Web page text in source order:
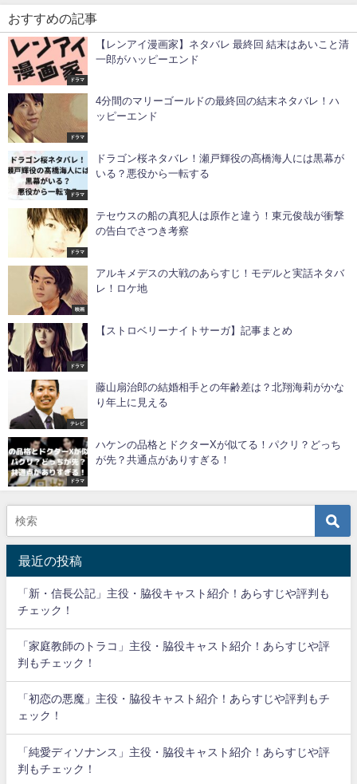
おすすめの記事
ドラマ
【レンアイ漫画家】ネタバレ 最終回 結末はあいこと清
一郎がハッピーエンド
ドラマ
4分間のマリーゴールドの最終回の結末ネタバレ！ハ
ッピーエンド
ドラマ
ドラゴン桜ネタバレ！瀬戸輝役の髙橋海人には黒幕が
いる？悪役から一転する
ドラマ
テセウスの船の真犯人は原作と違う！東元俊哉が衝撃
の告白でさつき考察
映画
アルキメデスの大戦のあらすじ！モデルと実話ネタバ
レ！ロケ地
ドラマ
【ストロベリーナイトサーガ】記事まとめ
テレビ
藤山扇治郎の結婚相手との年齢差は？北翔海莉がかな
り年上に見える
ドラマ
ハケンの品格とドクターXが似てる！パクリ？どっち
が先？共通点がありすぎる！
最近の投稿
「新・信長公記」主役・脇役キャスト紹介！あらすじや評判も
チェック！
「家庭教師のトラコ」主役・脇役キャスト紹介！あらすじや評
判もチェック！
「初恋の悪魔」主役・脇役キャスト紹介！あらすじや評判もチ
ェック！
「純愛ディソナンス」主役・脇役キャスト紹介！あらすじや評
判もチェック！